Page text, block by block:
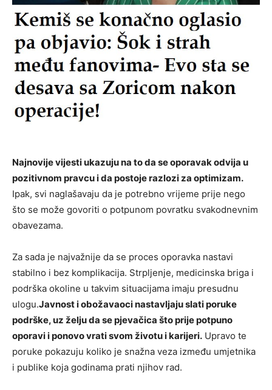
Najnovije vijesti ukazuju na to da se oporavak odvija u
pozitivnom pravcu i da postoje razlozi za optimizam.
Ipak, svi naglašavaju da je potrebno vrijeme prije nego
što se može govoriti o potpunom povratku svakodnevnim
obavezama.
Za sada je najvažnije da se proces oporavka nastavi
stabilno i bez komplikacija. Strpljenje, medicinska briga i
podrška okoline u takvim situacijama imaju presudnu
ulogu.Javnost i obožavaoci nastavljaju slati poruke
podrške, uz želju da se pjevačica što prije potpuno
oporavi i ponovo vrati svom životu i karijeri. Upravo te
poruke pokazuju koliko je snažna veza između umjetnika
i publike koja godinama prati njihov rad.